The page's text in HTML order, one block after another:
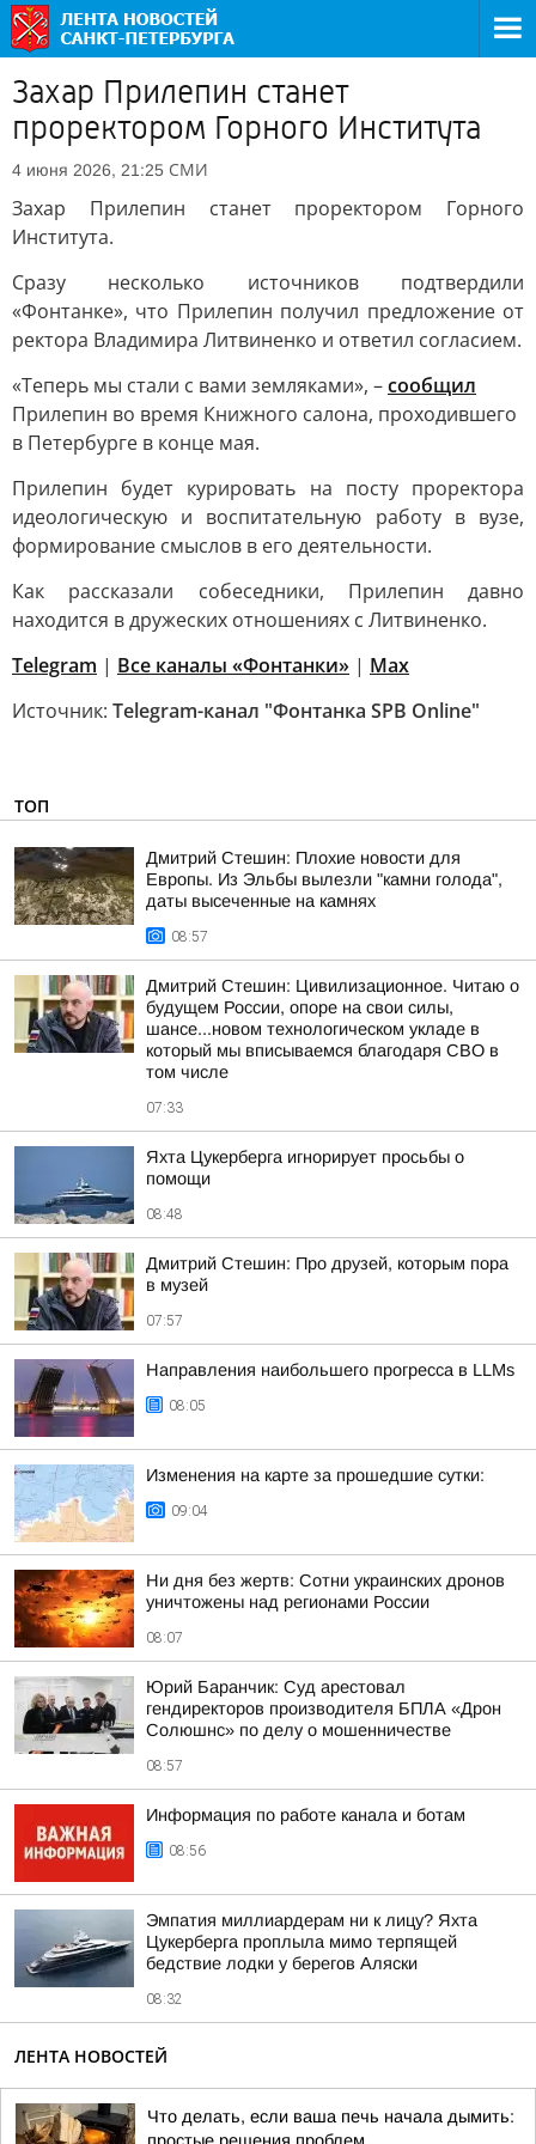
Захар Прилепин станет
проректором Горного Института
4 июня 2026, 21:25 СМИ
Захар Прилепин станет проректором Горного
Института.
Сразу несколько источников подтвердили
«Фонтанке», что Прилепин получил предложение от
ректора Владимира Литвиненко и ответил согласием.
«Теперь мы стали с вами земляками», –сообщил
Прилепин во время Книжного салона, проходившего
в Петербурге в конце мая.
Прилепин будет курировать на посту проректора
идеологическую и воспитательную работу в вузе,
формирование смыслов в его деятельности.
Как рассказали собеседники, Прилепин давно
находится в дружеских отношениях с Литвиненко.
Telegram | Все каналы «Фонтанки» | Max
Источник: Telegram-канал "Фонтанка SPB Online"
ТОП
Дмитрий Стешин: Плохие новости для
Европы. Из Эльбы вылезли "камни голода",
даты высеченные на камнях
08:57
Дмитрий Стешин: Цивилизационное. Читаю о
будущем России, опоре на свои силы,
шансе...новом технологическом укладе в
который мы вписываемся благодаря СВО в
том числе
07:33
Яхта Цукерберга игнорирует просьбы о
помощи
08:48
Дмитрий Стешин: Про друзей, которым пора
в музей
07:57
Направления наибольшего прогресса в LLMs
08:05
Изменения на карте за прошедшие сутки:
09:04
Ни дня без жертв: Сотни украинских дронов
уничтожены над регионами России
08:07
Юрий Баранчик: Суд арестовал
гендиректоров производителя БПЛА «Дрон
Солюшнс» по делу о мошенничестве
08:57
Информация по работе канала и ботам
08:56
Эмпатия миллиардерам ни к лицу? Яхта
Цукерберга проплыла мимо терпящей
бедствие лодки у берегов Аляски
08:32
ЛЕНТА НОВОСТЕЙ
Что делать, если ваша печь начала дымить: